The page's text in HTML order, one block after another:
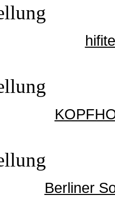
Berliner